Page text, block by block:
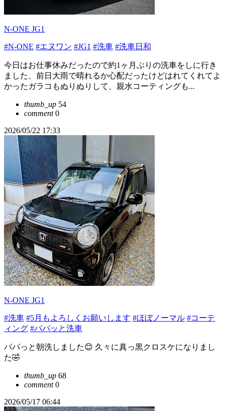
N-ONE JG1
#N-ONE #エヌワン #JG1 #洗車 #洗車日和
今日はお仕事休みだったので約1ヶ月ぶりの洗車をしに行き
ました、前日大雨で晴れるか心配だったけどはれてくれてよ
かったガラコもぬりぬりして、親水コーティングも...
thumb_up 54
comment0
2026/05/22 17:33
N-ONE JG1
#洗車 #5月もよろしくお願いします #ほぼノーマル #コーテ
ィング #パパッと洗車
パパっと朝洗しました😊 久々に真っ黒クロスケになりまし
た🤣
thumb_up 68
comment0
2026/05/17 06:44